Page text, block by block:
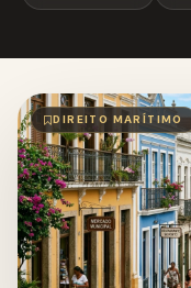
DIREITO MARÍTIMO